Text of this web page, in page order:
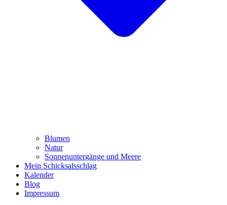
Blumen
Natur
Sonnenuntergänge und Meere
Mein Schicksalsschlag
Kalender
Blog
Impressum